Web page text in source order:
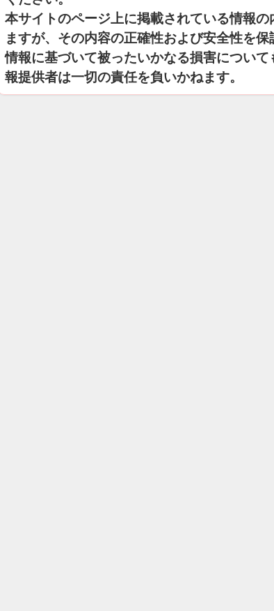
本サイトのページ上に掲載されている情報
ますが、その内容の正確性および安全性を
情報に基づいて被ったいかなる損害につい
報提供者は一切の責任を負いかねます。